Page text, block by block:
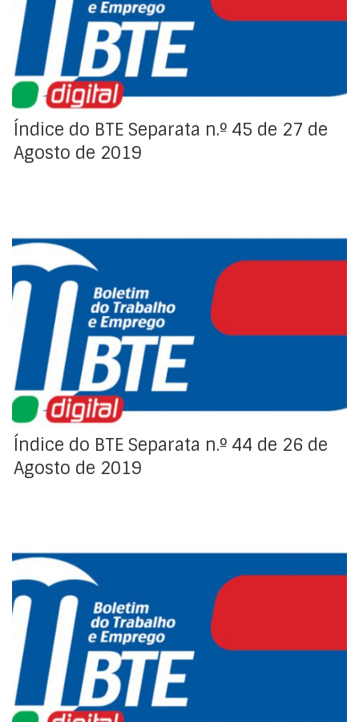
Índice da Regulamentação Coletiva de Trabalho
Índice do BTE Separata n.º 45 de 27 de
Agosto de 2019
Índice da Regulamentação Coletiva de Trabalho
Índice do BTE Separata n.º 44 de 26 de
Agosto de 2019
Índice da Regulamentação Coletiva de Trabalho